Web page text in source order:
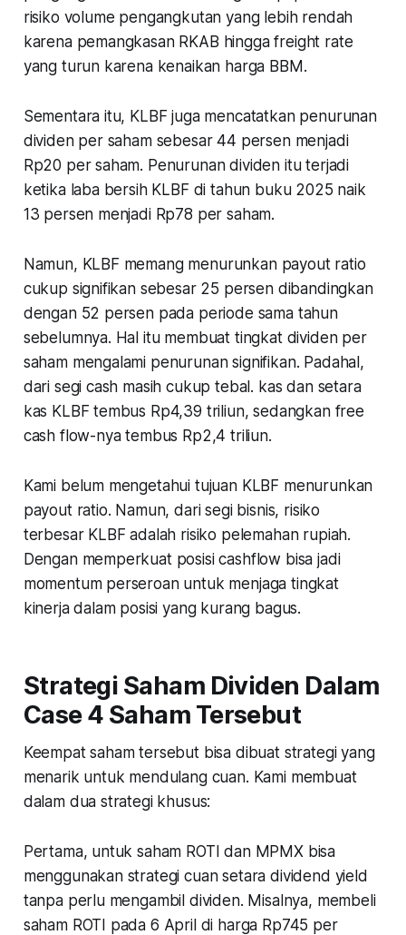
risiko volume pengangkutan yang lebih rendah
karena pemangkasan RKAB hingga freight rate
yang turun karena kenaikan harga BBM.
Sementara itu, KLBF juga mencatatkan penurunan
dividen per saham sebesar 44 persen menjadi
Rp20 per saham. Penurunan dividen itu terjadi
ketika laba bersih KLBF di tahun buku 2025 naik
13 persen menjadi Rp78 per saham.
Namun, KLBF memang menurunkan payout ratio
cukup signifikan sebesar 25 persen dibandingkan
dengan 52 persen pada periode sama tahun
sebelumnya. Hal itu membuat tingkat dividen per
saham mengalami penurunan signifikan. Padahal,
dari segi cash masih cukup tebal. kas dan setara
kas KLBF tembus Rp4,39 triliun, sedangkan free
cash flow-nya tembus Rp2,4 triliun.
Kami belum mengetahui tujuan KLBF menurunkan
payout ratio. Namun, dari segi bisnis, risiko
terbesar KLBF adalah risiko pelemahan rupiah.
Dengan memperkuat posisi cashflow bisa jadi
momentum perseroan untuk menjaga tingkat
kinerja dalam posisi yang kurang bagus.
Strategi Saham Dividen Dalam
Case 4 Saham Tersebut
Keempat saham tersebut bisa dibuat strategi yang
menarik untuk mendulang cuan. Kami membuat
dalam dua strategi khusus:
Pertama, untuk saham ROTI dan MPMX bisa
menggunakan strategi cuan setara dividend yield
tanpa perlu mengambil dividen. Misalnya, membeli
saham ROTI pada 6 April di harga Rp745 per